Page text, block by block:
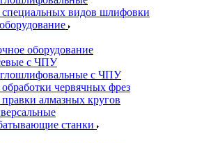
специальных видов шлифовки
оборудование
с ЧПУ
с ЧПУ
червячных фрез
алмазных кругов
станки